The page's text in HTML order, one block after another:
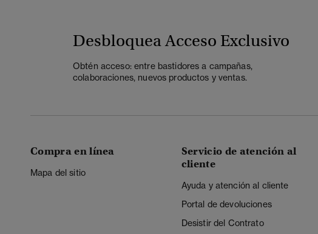
Desbloquea Acceso Exclusivo
Obtén acceso: entre bastidores a campañas,
colaboraciones, nuevos productos y ventas.
Compra en línea
Mapa del sitio
Servicio de atención al
cliente
Ayuda y atención al cliente
Portal de devoluciones
Desistir del Contrato